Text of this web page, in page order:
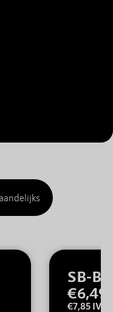
SB-
€6,49
€7,85 IVA